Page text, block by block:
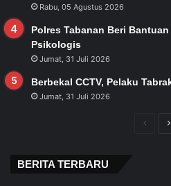
Rabu, 05 Agustus 2026
Polres Tabanan Beri
Psikologis
Jumat, 31 Juli 2026
Berbekal CCTV, Pelaku
Jumat, 31 Juli 2026
BERITA TERBARU